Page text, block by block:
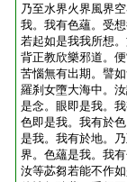
乃至水界火界風界
我。我有色蘊。受
若起如是我我所想
背正教欣樂邪道。
苦惱無有出期。譬
羅刹女墮大海中。
是念。眼即是我。
色即是我。我有於
是我。我有於地。
界。色蘊是我。我
汝等苾芻若能不作